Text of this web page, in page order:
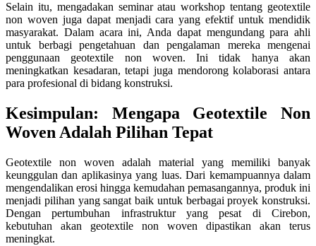
Selain itu, mengadakan seminar atau workshop tentang geotextile
non woven juga dapat menjadi cara yang efektif untuk mendidik
masyarakat. Dalam acara ini, Anda dapat mengundang para ahli
untuk berbagi pengetahuan dan pengalaman mereka mengenai
penggunaan geotextile non woven. Ini tidak hanya akan
meningkatkan kesadaran, tetapi juga mendorong kolaborasi antara
para profesional di bidang konstruksi.
Kesimpulan: Mengapa Geotextile Non
Woven Adalah Pilihan Tepat
Geotextile non woven adalah material yang memiliki banyak
keunggulan dan aplikasinya yang luas. Dari kemampuannya dalam
mengendalikan erosi hingga kemudahan pemasangannya, produk ini
menjadi pilihan yang sangat baik untuk berbagai proyek konstruksi.
Dengan pertumbuhan infrastruktur yang pesat di Cirebon,
kebutuhan akan geotextile non woven dipastikan akan terus
meningkat.